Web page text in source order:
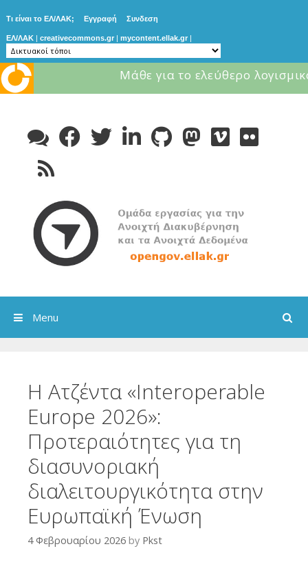
Τι είναι το ΕΛ/ΛΑΚ; Εγγραφή Συνδεση
ΕΛ/ΛΑΚ | creativecommons.gr | mycontent.ellak.gr |
Μάθε για το ελεύθερο
content
Search
Menu
Η Ατζέντα «Interoperable
Europe 2026»:
Προτεραιότητες για τη
διασυνοριακή
διαλειτουργικότητα στην
Ευρωπαϊκή Ένωση
4 Φεβρουαρίου 2026 by Pkst